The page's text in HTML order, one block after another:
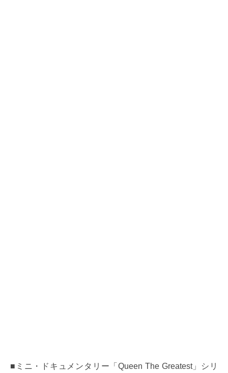
■ミニ・ドキュメンタリー「Queen The Greatest」シリ